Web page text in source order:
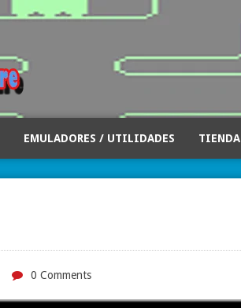
EMULADORES / UTILIDADES TIENDA
0 Comments